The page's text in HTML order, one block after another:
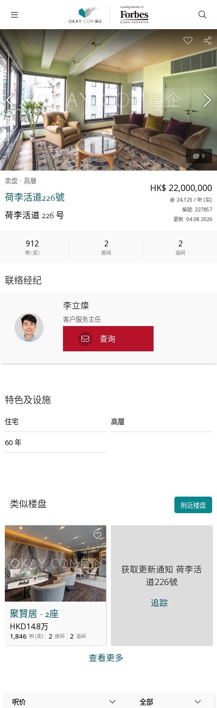
卖盘 高層
荷李活道226號
荷李活道 226 号
HK$ 22,000,000
@ 24,123 / 呎(实)
編號: 227857
更新: 04.08.2026
912
呎(实)
2
房间
2
浴间
9
联络经纪
李立燦
客户服务主任
查询
特色及设施
住宅 高層
60 年
类似楼盘 附近楼盘
聚賢居 - 2座
HKD14.8万
1,846 呎 (实) 2 房间 2 浴间
获取更新通知 荷李活
道226號
追踪
查看更多
呎价 全部